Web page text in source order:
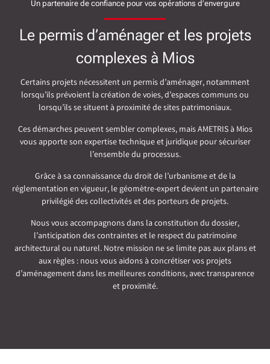
Un partenaire de confiance pour vos opérations d’envergure
Le permis d’aménager et les projets
complexes à Mios
Certains projets nécessitent un permis d’aménager, notamment
lorsqu’ils prévoient la création de voies, d’espaces communs ou
lorsqu’ils se situent à proximité de sites patrimoniaux.
Ces démarches peuvent sembler complexes, mais AMETRIS à Mios
vous apporte son expertise technique et juridique pour sécuriser
l’ensemble du processus.
Grâce à sa connaissance du droit de l’urbanisme et de la
réglementation en vigueur, le géomètre-expert devient un partenaire
privilégié des collectivités et des porteurs de projets.
Nous vous accompagnons dans la constitution du dossier,
l’anticipation des contraintes et le respect du patrimoine
architectural ou naturel. Notre mission ne se limite pas aux plans et
aux règles : nous vous aidons à concrétiser vos projets
d’aménagement dans les meilleures conditions, avec transparence
et proximité.